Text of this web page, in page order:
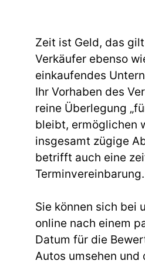
Zeit ist Geld, das
Verkäufer ebenso
einkaufendes
Ihr Vorhaben des
reine Überlegung
bleibt, ermöglichen
insgesamt zügige
betrifft auch eine
Terminvereinbarung.
Sie können sich bei
online nach einem
Datum für die
Autos umsehen und